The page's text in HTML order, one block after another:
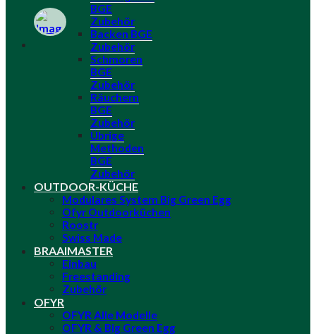
BGE
Zubehör
Backen BGE
Zubehör
Schmoren
BGE
Zubehör
Räuchern
BGE
Zubehör
Übrige
Methoden
BGE
Zubehör
OUTDOOR-KÜCHE
Modulares System Big Green Egg
Ofyr Outdoorküchen
Roostr
Swiss Made
BRAAIMASTER
Einbau
Freestanding
Zubehör
OFYR
OFYR Alle Modelle
OFYR & Big Green Egg